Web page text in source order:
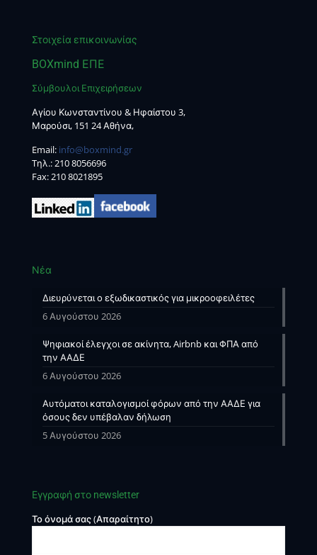
Στοιχεία επικοινωνίας
BOXmind ΕΠΕ
Σύμβουλοι Επιχειρήσεων
Αγίου Κωνσταντίνου & Ηφαίστου 3,
Μαρούσι, 151 24 Αθήνα,
Email: info@boxmind.gr
Tηλ.:210 8056696
Fax: 210 8021895
Νέα
Διευρύνεται ο εξωδικαστικός για μικροοφειλέτες
6 Αυγούστου 2026
Ψηφιακοί έλεγχοι σε ακίνητα, Airbnb και ΦΠΑ από
την ΑΑΔΕ
6 Αυγούστου 2026
Αυτόματοι καταλογισμοί φόρων από την ΑΑΔΕ για
όσους δεν υπέβαλαν δήλωση
5 Αυγούστου 2026
Εγγραφή στο newsletter
Το όνομά σας (Απαραίτητο)